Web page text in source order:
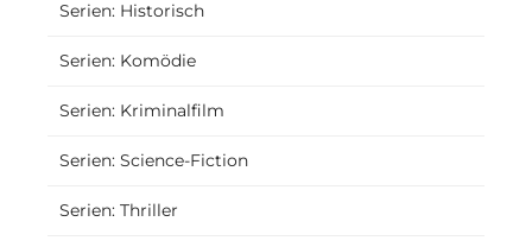
Serien: Historisch
Serien: Komödie
Serien: Kriminalfilm
Serien: Science-Fiction
Serien: Thriller